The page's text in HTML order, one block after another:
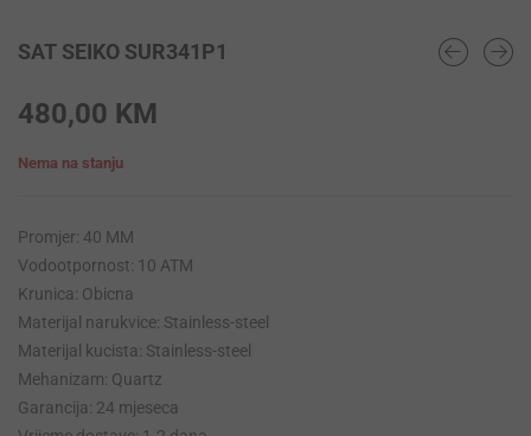
SAT SEIKO SUR341P1
480,00 KM
Nema na stanju
Promjer: 40 MM
Vodootpornost: 10 ATM
Krunica: Obicna
Materijal narukvice: Stainless-steel
Materijal kucista: Stainless-steel
Mehanizam: Quartz
Garancija: 24 mjeseca